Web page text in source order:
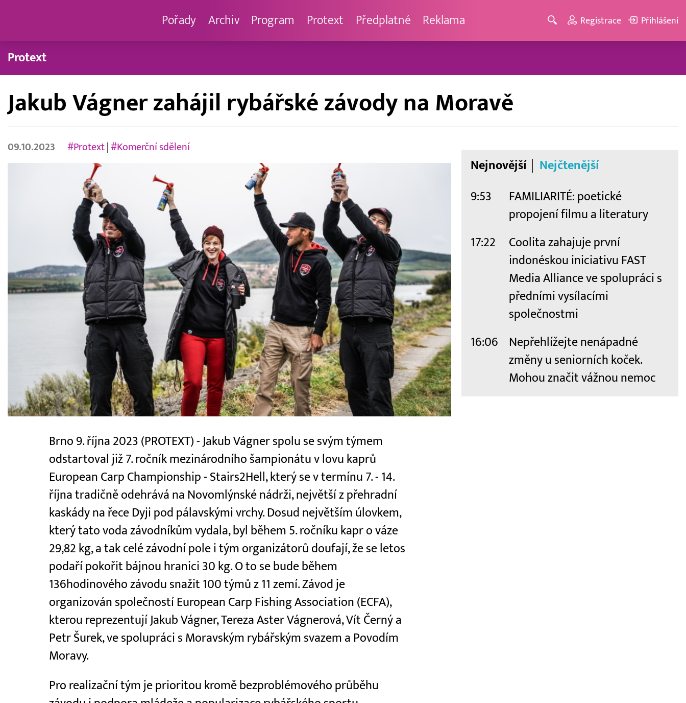
Pořady Archiv Program Protext Předplatné Reklama Registrace Přihlášení
Protext
Jakub Vágner zahájil rybářské závody na Moravě
09.10.2023 #Protext| #Komerční sdělení
Brno 9. října 2023 (PROTEXT) - Jakub Vágner spolu se svým týmem
odstartoval již 7. ročník mezinárodního šampionátu v lovu kaprů
European Carp Championship - Stairs2Hell, který se v termínu 7. - 14.
října tradičně odehrává na Novomlýnské nádrži, největší z přehradní
kaskády na řece Dyji pod pálavskými vrchy. Dosud největším úlovkem,
který tato voda závodníkům vydala, byl během 5. ročníku kapr o váze
29,82 kg, a tak celé závodní pole i tým organizátorů doufají, že se letos
podaří pokořit bájnou hranici 30 kg. O to se bude během
136hodinového závodu snažit 100 týmů z 11 zemí. Závod je
organizován společností European Carp Fishing Association (ECFA),
kterou reprezentují Jakub Vágner, Tereza Aster Vágnerová, Vít Černý a
Petr Šurek, ve spolupráci s Moravským rybářským svazem a Povodím
Moravy.
Pro realizační tým je prioritou kromě bezproblémového průběhu
Nejnovější Nejčtenější
9:53
FAMILIARITÉ: poetické
propojení filmu a literatury
17:22
Coolita zahajuje první
indonéskou iniciativu FAST
Media Alliance ve spolupráci s
předními vysílacími
společnostmi
16:06
Nepřehlížejte nenápadné
změny u seniorních koček.
Mohou značit vážnou nemoc